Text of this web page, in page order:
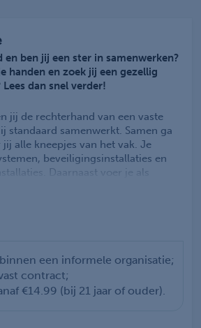
en ben jij een ster in samenwerken?
handen en zoek jij een gezellig
Lees dan snel verder!
jij de rechterhand van een vaste
standaard samenwerkt. Samen ga
alle kneepjes van het vak. Je
beveiligingsinstallaties en
Daarnaast voer je als
een informele organisatie;
contract;
€14.99 (bij 21 jaar of ouder).